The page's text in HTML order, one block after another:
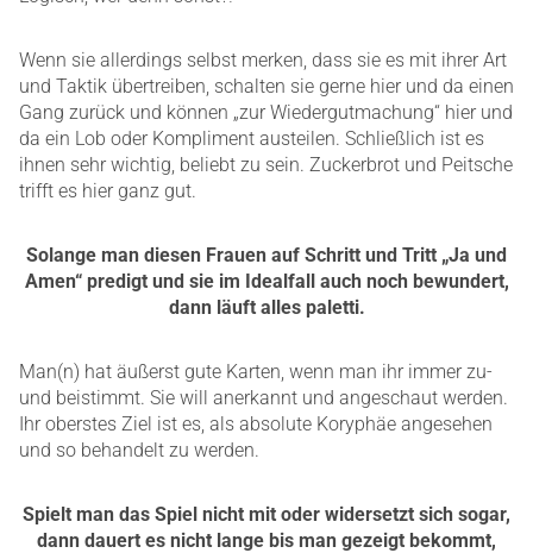
Wenn sie allerdings selbst merken, dass sie es mit ihrer Art
und Taktik übertreiben, schalten sie gerne hier und da einen
Gang zurück und können „zur Wiedergutmachung“ hier und
da ein Lob oder Kompliment austeilen. Schließlich ist es
ihnen sehr wichtig, beliebt zu sein. Zuckerbrot und Peitsche
trifft es hier ganz gut.
Solange man diesen Frauen auf Schritt und Tritt „Ja und
Amen“ predigt und sie im Idealfall auch noch bewundert,
dann läuft alles paletti.
Man(n) hat äußerst gute Karten, wenn man ihr immer zu-
und beistimmt. Sie will anerkannt und angeschaut werden.
Ihr oberstes Ziel ist es, als absolute Koryphäe angesehen
und so behandelt zu werden.
Spielt man das Spiel nicht mit oder widersetzt sich sogar,
dann dauert es nicht lange bis man gezeigt bekommt,